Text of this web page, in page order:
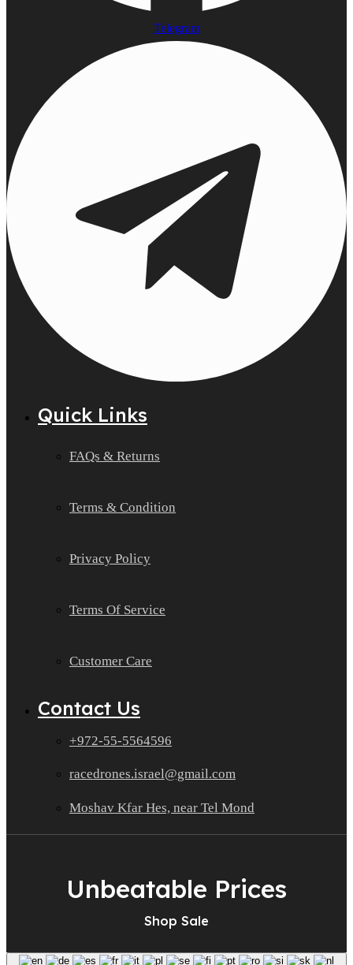
Telegram
Quick Links
FAQs & Returns
Terms & Condition
Privacy Policy
Terms Of Service
Customer Care
Contact Us
+972-55-5564596
racedrones.israel@gmail.com
Moshav Kfar Hes, near Tel Mond
Unbeatable Prices
Shop Sale